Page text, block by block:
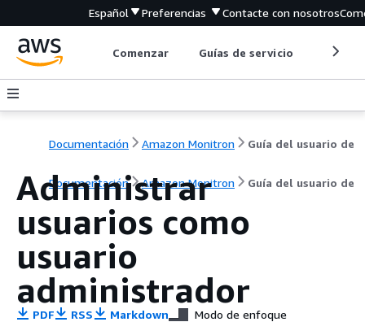
Español Preferencias Contacte con nosotros
Comenzar Guías de servicio
Documentación Amazon Monitron Guía del usuario de
Documentación Amazon Monitron Guía del usuario de
Administrar
usuarios como
usuario
administrador
PDF RSS Markdown Modo de enfoque